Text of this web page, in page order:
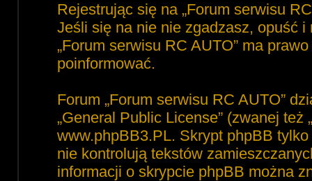
Rejestrując się na „Forum serwisu
Jeśli się na nie nie zgadzasz, opuść i
„Forum serwisu RC AUTO” ma
poinformować.
Forum „Forum serwisu RC AUTO”
„General Public License” (zwanej też
www.phpBB3.PL. Skrypt phpBB
nie kontrolują tekstów
informacji o skrypcie phpBB można